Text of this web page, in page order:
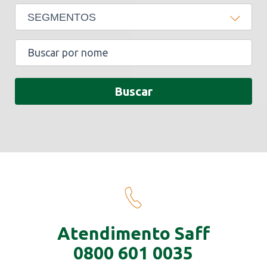
SEGMENTOS
Buscar
Atendimento Saff
0800 601 0035